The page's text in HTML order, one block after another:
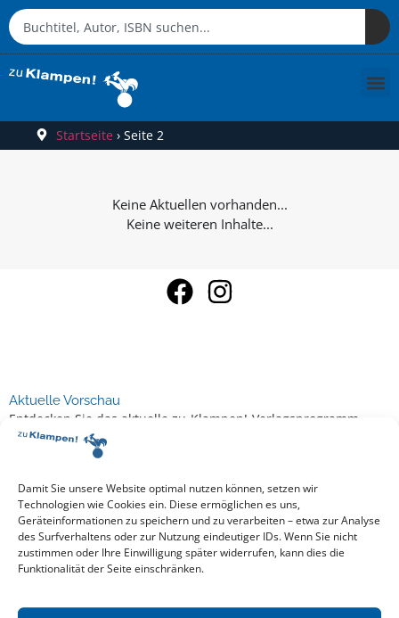
Damit Sie unsere Website optimal nutzen können, setzen wir
Technologien wie Cookies ein. Diese ermöglichen es uns,
Geräteinformationen zu speichern und zu verarbeiten – etwa zur Analyse
des Surfverhaltens oder zur Nutzung eindeutiger IDs. Wenn Sie nicht
zustimmen oder Ihre Einwilligung später widerrufen, kann dies die
Funktionalität der Seite einschränken.
Startseite › Seite 2
Keine weiteren Inhalte...
Aktuelle Vorschau
Entdecken Sie das aktuelle zu-Klampen!-Verlagsprogramm.
Hier finden Sie die Verlagsvorschau – einfach direkt online
reinlesen oder herunterladen.
Mehr aktuelle Vorschauen ansehen
Newsletter
News zu aktuellen Neuheiten und Nachrichten im zu Klampen!
Verlag – jederzeit wieder abbestellbar.